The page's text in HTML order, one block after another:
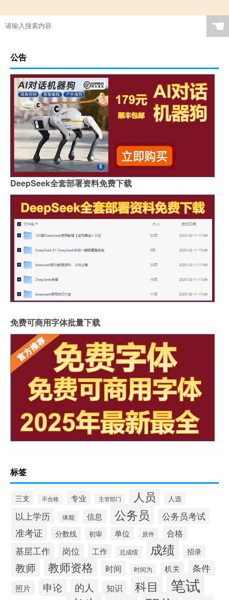
☚
公告
DeepSeek全套部署资料免费下载
免费可商用字体批量下载
标签
三支 不合格 专业 主管部门 人员 人选
以上学历 体能 信息 公务员 公务员考试
准考证 分数线 初审 单位 原件 合格
基层工作 岗位 工作 总成绩 成绩 招录
教师 教师资格 时间 时间为 机关 条件
照片 申论 的人 知识 科目 笔试